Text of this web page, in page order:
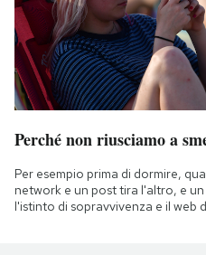
Perché non riusciamo a
Per esempio prima di dormire,
network e un post tira l'altro, e
l'istinto di sopravvivenza e il web